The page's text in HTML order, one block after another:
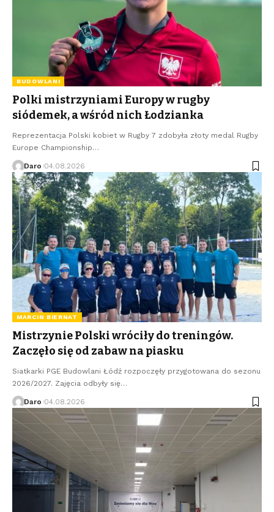
BUDOWLANI
Polki mistrzyniami Europy w rugby
siódemek, a wśród nich Łodzianka
Reprezentacja Polski kobiet w Rugby 7 zdobyła złoty medal Rugby
Europe Championship…
Daro 04.08.2026
MARCIN BIERNAT
Mistrzynie Polski wróciły do treningów.
Zaczęło się od zabaw na piasku
Siatkarki PGE Budowlani Łódź rozpoczęły przygotowana do sezonu
2026/2027. Zajęcia odbyły się…
Daro 04.08.2026